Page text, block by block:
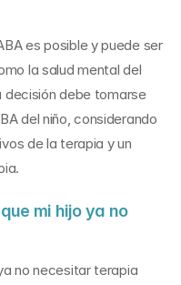
es posible y puede ser
la salud mental del
decisión debe tomarse
del niño, considerando
de la terapia y un
mi hijo ya no
no necesitar terapia